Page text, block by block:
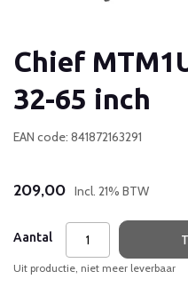
Chief
32-65 inch
EAN code: 841872163291
209,00 Incl. 21% BTW
Aantal
Uit productie, niet meer leverbaar